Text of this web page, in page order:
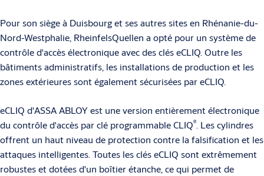
Pour son siège à Duisbourg et ses autres sites en Rhénanie-du-
Nord-Westphalie, RheinfelsQuellen a opté pour un système de
contrôle d'accès électronique avec des clés eCLIQ. Outre les
bâtiments administratifs, les installations de production et les
zones extérieures sont également sécurisées par eCLIQ.
eCLIQ d'ASSA ABLOY est une version entièrement électronique
du contrôle d'accès par clé programmable CLIQ®. Les cylindres
offrent un haut niveau de protection contre la falsification et les
attaques intelligentes. Toutes les clés eCLIQ sont extrêmement
robustes et dotées d'un boîtier étanche, ce qui permet de